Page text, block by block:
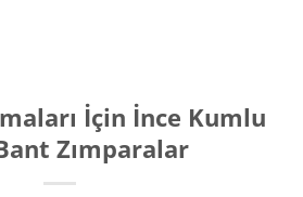
İçin İnce Kumlu
Zımparalar